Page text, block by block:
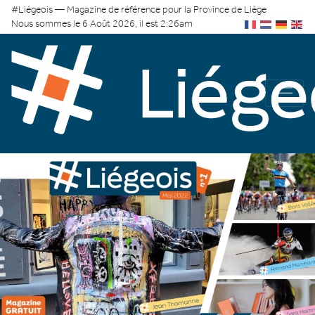
#Liégeois — Magazine de référence pour la Province de Liège
Nous sommes le 6 Août 2026, il est 2:26am